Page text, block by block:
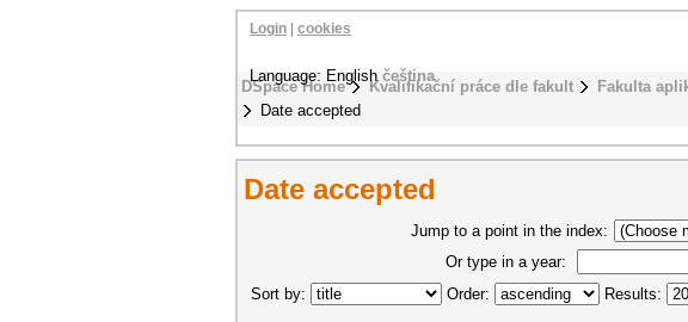
DSpace Home Kvalifikační práce dle fakult Fakulta
Date accepted
Login cookies
Language: Englishčeština
Date accepted
Jump to a point in the index:
Or type in a year:
Sort by:
Order: Results: